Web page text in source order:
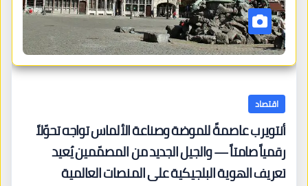
اقتصاد
أنتويرب عاصمةً للموضة وصناعة الألماس تواجه تحوّلاً
رقمياً صامتاً — والجيل الجديد من المصمّمين يُعيد
تعريف الهوية البلجيكية على المنصات العالمية